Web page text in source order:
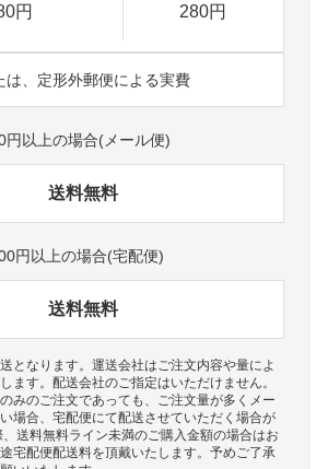
円 280円
は、定形外郵便による実費
円以上の場合(メール便)
送料無料
円以上の場合(宅配便)
送料無料
となります。運送会社はご注文内容や量によ
ます。配送会社のご指定はいただけません。
みのご注文であっても、ご注文量が多くメー
場合、宅配便にて配送させていただく場合が
、送料無料ライン未満のご購入金額の場合はお
宅配便配送料を頂戴いたします。予めご了承